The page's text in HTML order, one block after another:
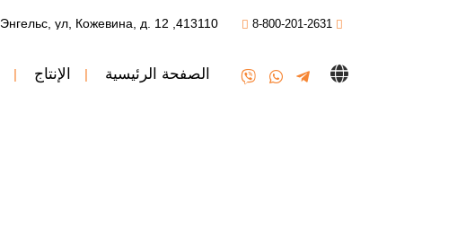
8-800-201-2631
413110, Саратовская обл., Энгельс, ул, Кожевина, д. 12
الصفحة الرئيسية الإنتاج